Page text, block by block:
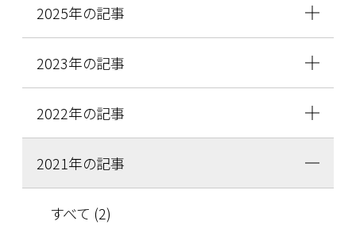
2025年の記事
2023年の記事
2022年の記事
2021年の記事
すべて (2)